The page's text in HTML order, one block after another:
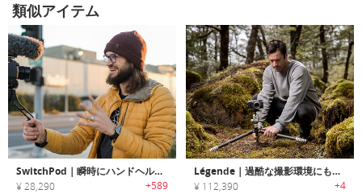
類似アイテム
SwitchPod｜瞬時にハンドヘルド/トライポッドに変身する折りたたみ三脚「スイッチポッド」
¥ 28,290 +589
Légende｜過酷な撮影環境にも耐えられるトライポッド＆カメラバックパックセット「レジェンド」
¥ 112,390 +4